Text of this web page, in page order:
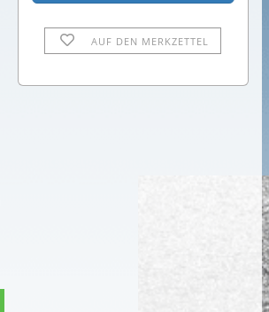
AUF DEN MERKZETTEL